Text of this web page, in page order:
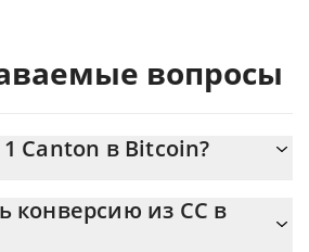
вопросы
Canton в Bitcoin?
равно 0.0000014 {toSymbol
конверсию из CC в